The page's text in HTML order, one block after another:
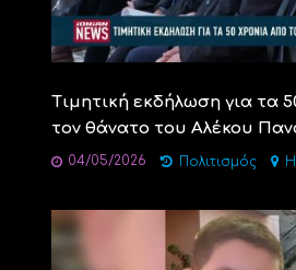
Τιμητική εκδήλωση για τα
τον θάνατο του Αλέκου
04/05/2026 Πολιτισμός